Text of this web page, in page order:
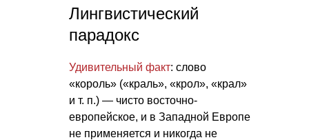
Лингвистический
парадокс
Удивительный факт: слово
«король» («краль», «крол», «крал»
и т. п.) — чисто восточно-
европейское, и в Западной Европе
не применяется и никогда не